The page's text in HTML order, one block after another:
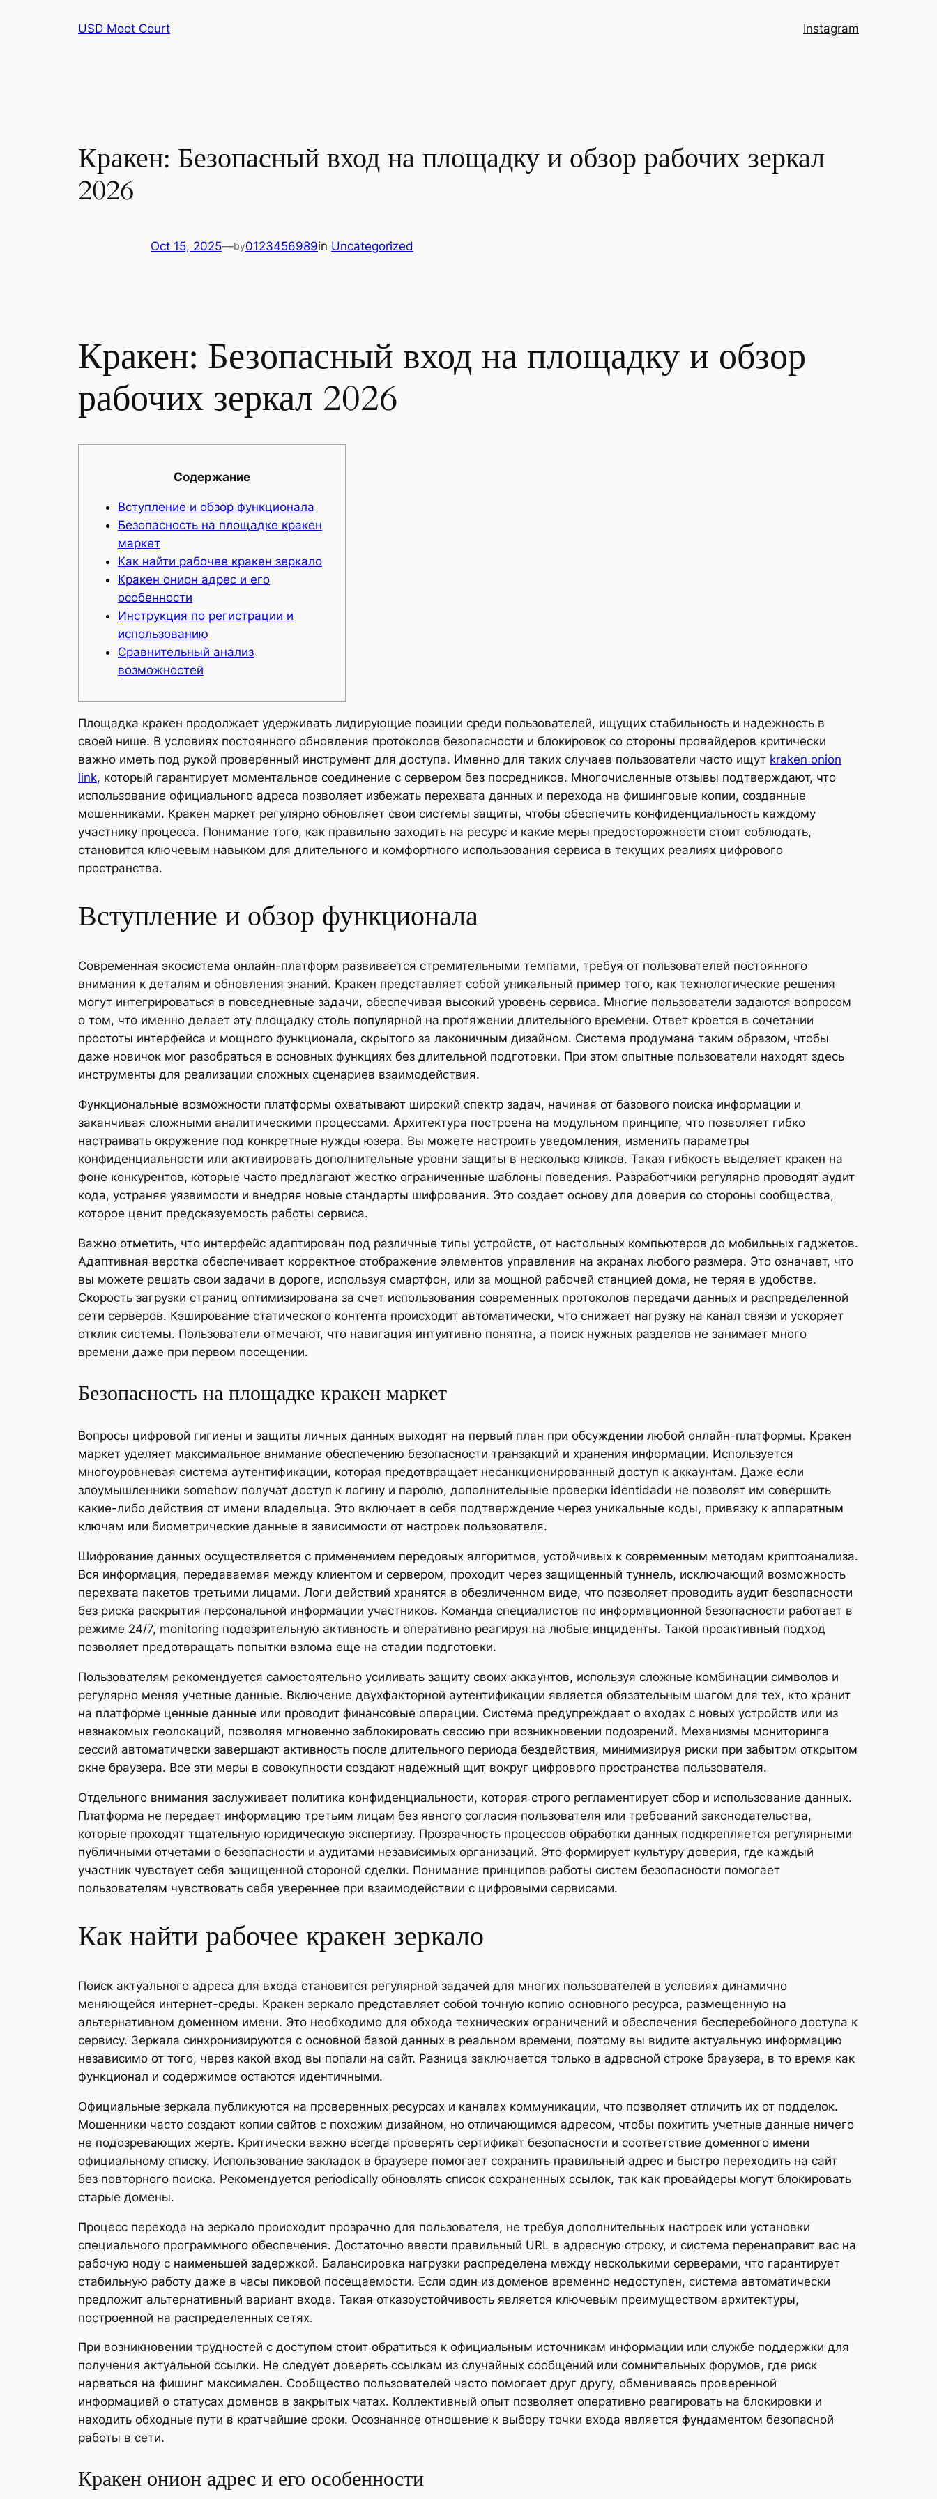
USD Moot Court Instagram
Кракен: Безопасный вход на площадку и обзор рабочих зеркал
2026
Oct 15, 2025—by0123456989in Uncategorized
Кракен: Безопасный вход на площадку и обзор
рабочих зеркал 2026
Содержание
Вступление и обзор функционала
Безопасность на площадке кракен
маркет
Как найти рабочее кракен зеркало
Кракен онион адрес и его
особенности
Инструкция по регистрации и
использованию
Сравнительный анализ
возможностей
Площадка кракен продолжает удерживать лидирующие позиции среди пользователей, ищущих стабильность и надежность в
своей нише. В условиях постоянного обновления протоколов безопасности и блокировок со стороны провайдеров критически
важно иметь под рукой проверенный инструмент для доступа. Именно для таких случаев пользователи часто ищут kraken onion
link, который гарантирует моментальное соединение с сервером без посредников. Многочисленные отзывы подтверждают, что
использование официального адреса позволяет избежать перехвата данных и перехода на фишинговые копии, созданные
мошенниками. Кракен маркет регулярно обновляет свои системы защиты, чтобы обеспечить конфиденциальность каждому
участнику процесса. Понимание того, как правильно заходить на ресурс и какие меры предосторожности стоит соблюдать,
становится ключевым навыком для длительного и комфортного использования сервиса в текущих реалиях цифрового
пространства.
Вступление и обзор функционала
Современная экосистема онлайн-платформ развивается стремительными темпами, требуя от пользователей постоянного
внимания к деталям и обновления знаний. Кракен представляет собой уникальный пример того, как технологические решения
могут интегрироваться в повседневные задачи, обеспечивая высокий уровень сервиса. Многие пользователи задаются вопросом
о том, что именно делает эту площадку столь популярной на протяжении длительного времени. Ответ кроется в сочетании
простоты интерфейса и мощного функционала, скрытого за лаконичным дизайном. Система продумана таким образом, чтобы
даже новичок мог разобраться в основных функциях без длительной подготовки. При этом опытные пользователи находят здесь
инструменты для реализации сложных сценариев взаимодействия.
Функциональные возможности платформы охватывают широкий спектр задач, начиная от базового поиска информации и
заканчивая сложными аналитическими процессами. Архитектура построена на модульном принципе, что позволяет гибко
настраивать окружение под конкретные нужды юзера. Вы можете настроить уведомления, изменить параметры
конфиденциальности или активировать дополнительные уровни защиты в несколько кликов. Такая гибкость выделяет кракен на
фоне конкурентов, которые часто предлагают жестко ограниченные шаблоны поведения. Разработчики регулярно проводят аудит
кода, устраняя уязвимости и внедряя новые стандарты шифрования. Это создает основу для доверия со стороны сообщества,
которое ценит предсказуемость работы сервиса.
Важно отметить, что интерфейс адаптирован под различные типы устройств, от настольных компьютеров до мобильных гаджетов.
Адаптивная верстка обеспечивает корректное отображение элементов управления на экранах любого размера. Это означает, что
вы можете решать свои задачи в дороге, используя смартфон, или за мощной рабочей станцией дома, не теряя в удобстве.
Скорость загрузки страниц оптимизирована за счет использования современных протоколов передачи данных и распределенной
сети серверов. Кэширование статического контента происходит автоматически, что снижает нагрузку на канал связи и ускоряет
отклик системы. Пользователи отмечают, что навигация интуитивно понятна, а поиск нужных разделов не занимает много
времени даже при первом посещении.
Безопасность на площадке кракен маркет
Вопросы цифровой гигиены и защиты личных данных выходят на первый план при обсуждении любой онлайн-платформы. Кракен
маркет уделяет максимальное внимание обеспечению безопасности транзакций и хранения информации. Используется
многоуровневая система аутентификации, которая предотвращает несанкционированный доступ к аккаунтам. Даже если
злоумышленники somehow получат доступ к логину и паролю, дополнительные проверки identidadи не позволят им совершить
какие-либо действия от имени владельца. Это включает в себя подтверждение через уникальные коды, привязку к аппаратным
ключам или биометрические данные в зависимости от настроек пользователя.
Шифрование данных осуществляется с применением передовых алгоритмов, устойчивых к современным методам криптоанализа.
Вся информация, передаваемая между клиентом и сервером, проходит через защищенный туннель, исключающий возможность
перехвата пакетов третьими лицами. Логи действий хранятся в обезличенном виде, что позволяет проводить аудит безопасности
без риска раскрытия персональной информации участников. Команда специалистов по информационной безопасности работает в
режиме 24/7, monitoring подозрительную активность и оперативно реагируя на любые инциденты. Такой проактивный подход
позволяет предотвращать попытки взлома еще на стадии подготовки.
Пользователям рекомендуется самостоятельно усиливать защиту своих аккаунтов, используя сложные комбинации символов и
регулярно меняя учетные данные. Включение двухфакторной аутентификации является обязательным шагом для тех, кто хранит
на платформе ценные данные или проводит финансовые операции. Система предупреждает о входах с новых устройств или из
незнакомых геолокаций, позволяя мгновенно заблокировать сессию при возникновении подозрений. Механизмы мониторинга
сессий автоматически завершают активность после длительного периода бездействия, минимизируя риски при забытом открытом
окне браузера. Все эти меры в совокупности создают надежный щит вокруг цифрового пространства пользователя.
Отдельного внимания заслуживает политика конфиденциальности, которая строго регламентирует сбор и использование данных.
Платформа не передает информацию третьим лицам без явного согласия пользователя или требований законодательства,
которые проходят тщательную юридическую экспертизу. Прозрачность процессов обработки данных подкрепляется регулярными
публичными отчетами о безопасности и аудитами независимых организаций. Это формирует культуру доверия, где каждый
участник чувствует себя защищенной стороной сделки. Понимание принципов работы систем безопасности помогает
пользователям чувствовать себя увереннее при взаимодействии с цифровыми сервисами.
Как найти рабочее кракен зеркало
Поиск актуального адреса для входа становится регулярной задачей для многих пользователей в условиях динамично
меняющейся интернет-среды. Кракен зеркало представляет собой точную копию основного ресурса, размещенную на
альтернативном доменном имени. Это необходимо для обхода технических ограничений и обеспечения бесперебойного доступа к
сервису. Зеркала синхронизируются с основной базой данных в реальном времени, поэтому вы видите актуальную информацию
независимо от того, через какой вход вы попали на сайт. Разница заключается только в адресной строке браузера, в то время как
функционал и содержимое остаются идентичными.
Официальные зеркала публикуются на проверенных ресурсах и каналах коммуникации, что позволяет отличить их от подделок.
Мошенники часто создают копии сайтов с похожим дизайном, но отличающимся адресом, чтобы похитить учетные данные ничего
не подозревающих жертв. Критически важно всегда проверять сертификат безопасности и соответствие доменного имени
официальному списку. Использование закладок в браузере помогает сохранить правильный адрес и быстро переходить на сайт
без повторного поиска. Рекомендуется periodically обновлять список сохраненных ссылок, так как провайдеры могут блокировать
старые домены.
Процесс перехода на зеркало происходит прозрачно для пользователя, не требуя дополнительных настроек или установки
специального программного обеспечения. Достаточно ввести правильный URL в адресную строку, и система перенаправит вас на
рабочую ноду с наименьшей задержкой. Балансировка нагрузки распределена между несколькими серверами, что гарантирует
стабильную работу даже в часы пиковой посещаемости. Если один из доменов временно недоступен, система автоматически
предложит альтернативный вариант входа. Такая отказоустойчивость является ключевым преимуществом архитектуры,
построенной на распределенных сетях.
При возникновении трудностей с доступом стоит обратиться к официальным источникам информации или службе поддержки для
получения актуальной ссылки. Не следует доверять ссылкам из случайных сообщений или сомнительных форумов, где риск
нарваться на фишинг максимален. Сообщество пользователей часто помогает друг другу, обмениваясь проверенной
информацией о статусах доменов в закрытых чатах. Коллективный опыт позволяет оперативно реагировать на блокировки и
находить обходные пути в кратчайшие сроки. Осознанное отношение к выбору точки входа является фундаментом безопасной
работы в сети.
Кракен онион адрес и его особенности